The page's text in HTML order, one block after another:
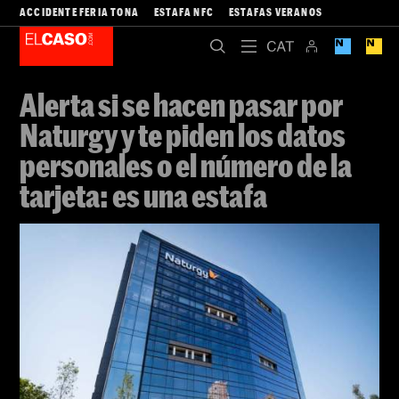
ACCIDENTE FERIA TONA ESTAFA NFC ESTAFAS VERANOS
Alerta si se hacen pasar por
Naturgy y te piden los datos
personales o el número de la
tarjeta: es una estafa